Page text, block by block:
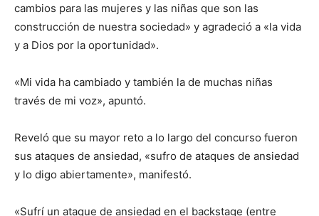
cambios para las mujeres y las niñas que son las
construcción de nuestra sociedad» y agradeció a «la vida
y a Dios por la oportunidad».
«Mi vida ha cambiado y también la de muchas niñas
través de mi voz», apuntó.
Reveló que su mayor reto a lo largo del concurso fueron
sus ataques de ansiedad, «sufro de ataques de ansiedad
y lo digo abiertamente», manifestó.
«Sufrí un ataque de ansiedad en el backstage (entre